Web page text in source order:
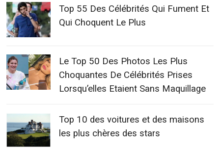
Top 55 Des Célébrités Qui Fument Et
Qui Choquent Le Plus
Le Top 50 Des Photos Les Plus
Choquantes De Célébrités Prises
Lorsqu’elles Etaient Sans Maquillage
Top 10 des voitures et des maisons
les plus chères des stars